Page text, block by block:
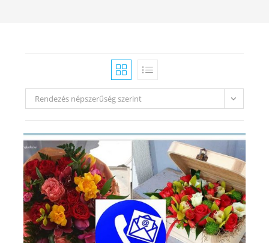
Rendezés népszerűség szerint